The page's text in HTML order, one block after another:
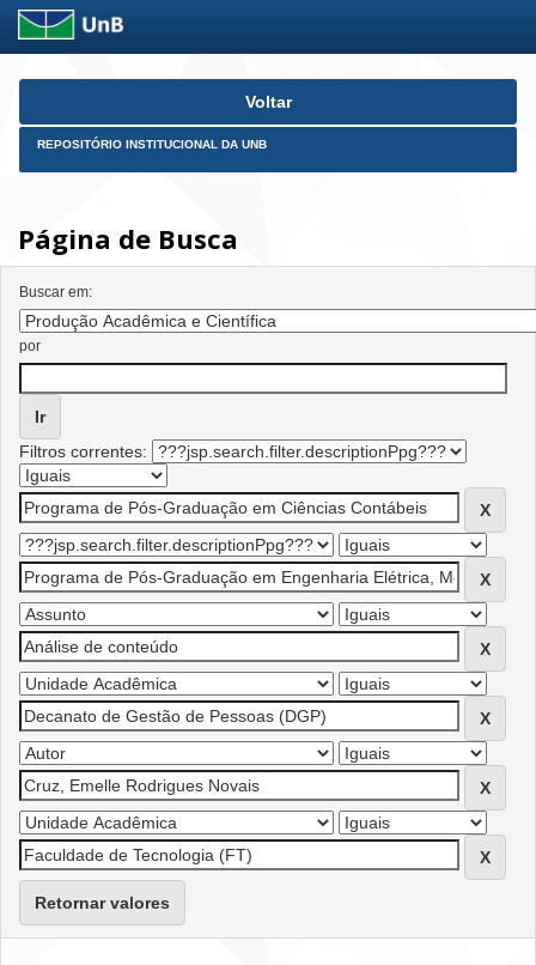
Skip
Voltar
REPOSITÓRIO INSTITUCIONAL DA UNB
Página de Busca
Buscar em:
por
Filtros correntes:
Retornar valores